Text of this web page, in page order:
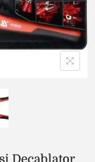
Decablator